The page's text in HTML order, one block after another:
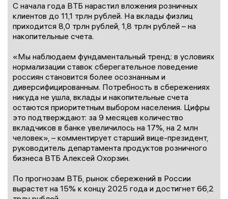
С начала года ВТБ нарастил вложения розничных
клиентов до 11,1 трлн рублей. На вклады физлиц
приходится 8,0 трлн рублей, 1,8 трлн рублей – на
накопительные счета.
«Мы наблюдаем фундаментальный тренд: в условиях
нормализации ставок сберегательное поведение
россиян становится более осознанным и
диверсифицированным. Потребность в сбережениях
никуда не ушла, вклады и накопительные счета
остаются приоритетным выбором населения. Цифры
это подтверждают: за 9 месяцев количество
вкладчиков в банке увеличилось на 17%, на 2 млн
человек», – комментирует старший вице-президент,
руководитель департамента продуктов розничного
бизнеса ВТБ Алексей Охорзин.
По прогнозам ВТБ, рынок сбережений в России
вырастет на 15% к концу 2025 года и достигнет 66,2